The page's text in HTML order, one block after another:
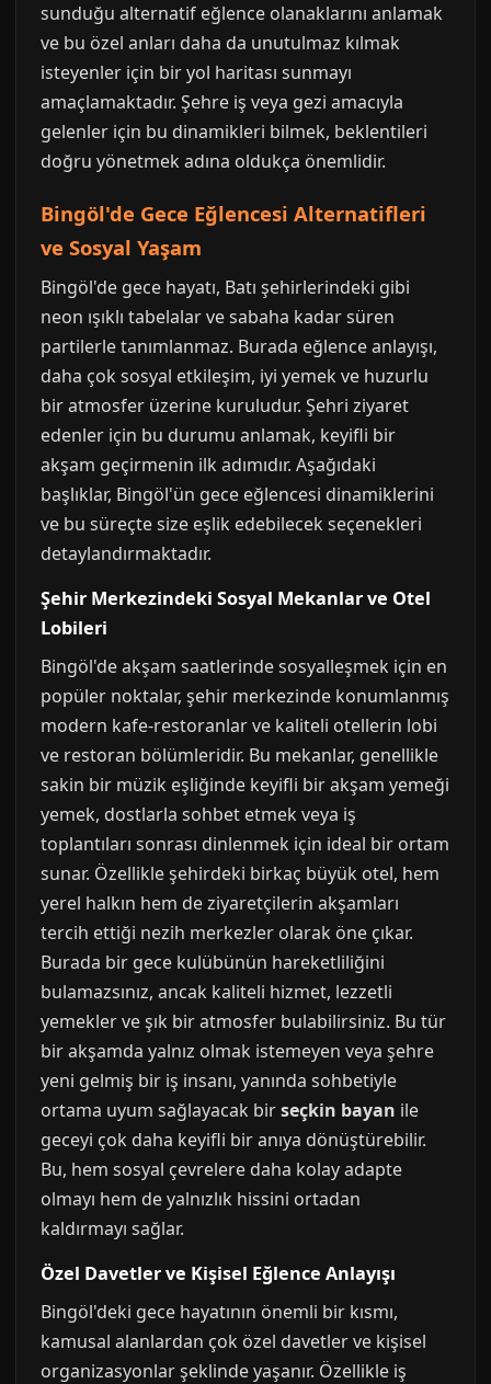
sunduğu alternatif eğlence olanaklarını anlamak
ve bu özel anları daha da unutulmaz kılmak
isteyenler için bir yol haritası sunmayı
amaçlamaktadır. Şehre iş veya gezi amacıyla
gelenler için bu dinamikleri bilmek, beklentileri
doğru yönetmek adına oldukça önemlidir.
Bingöl'de Gece Eğlencesi Alternatifleri
ve Sosyal Yaşam
Bingöl'de gece hayatı, Batı şehirlerindeki gibi
neon ışıklı tabelalar ve sabaha kadar süren
partilerle tanımlanmaz. Burada eğlence anlayışı,
daha çok sosyal etkileşim, iyi yemek ve huzurlu
bir atmosfer üzerine kuruludur. Şehri ziyaret
edenler için bu durumu anlamak, keyifli bir
akşam geçirmenin ilk adımıdır. Aşağıdaki
başlıklar, Bingöl'ün gece eğlencesi dinamiklerini
ve bu süreçte size eşlik edebilecek seçenekleri
detaylandırmaktadır.
Şehir Merkezindeki Sosyal Mekanlar ve Otel
Lobileri
Bingöl'de akşam saatlerinde sosyalleşmek için en
popüler noktalar, şehir merkezinde konumlanmış
modern kafe-restoranlar ve kaliteli otellerin lobi
ve restoran bölümleridir. Bu mekanlar, genellikle
sakin bir müzik eşliğinde keyifli bir akşam yemeği
yemek, dostlarla sohbet etmek veya iş
toplantıları sonrası dinlenmek için ideal bir ortam
sunar. Özellikle şehirdeki birkaç büyük otel, hem
yerel halkın hem de ziyaretçilerin akşamları
tercih ettiği nezih merkezler olarak öne çıkar.
Burada bir gece kulübünün hareketliliğini
bulamazsınız, ancak kaliteli hizmet, lezzetli
yemekler ve şık bir atmosfer bulabilirsiniz. Bu tür
bir akşamda yalnız olmak istemeyen veya şehre
yeni gelmiş bir iş insanı, yanında sohbetiyle
ortama uyum sağlayacak birseçkin bayan ile
geceyi çok daha keyifli bir anıya dönüştürebilir.
Bu, hem sosyal çevrelere daha kolay adapte
olmayı hem de yalnızlık hissini ortadan
kaldırmayı sağlar.
Özel Davetler ve Kişisel Eğlence Anlayışı
Bingöl'deki gece hayatının önemli bir kısmı,
kamusal alanlardan çok özel davetler ve kişisel
organizasyonlar şeklinde yaşanır. Özellikle iş